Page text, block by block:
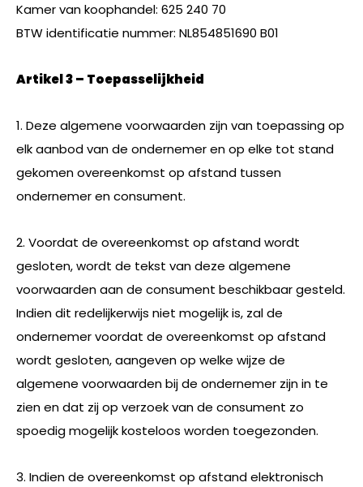
Kamer van koophandel: 625 240 70
BTW identificatie nummer: NL854851690 B01
Artikel 3 – Toepasselijkheid
1. Deze algemene voorwaarden zijn van toepassing op
elk aanbod van de ondernemer en op elke tot stand
gekomen overeenkomst op afstand tussen
ondernemer en consument.
2. Voordat de overeenkomst op afstand wordt
gesloten, wordt de tekst van deze algemene
voorwaarden aan de consument beschikbaar gesteld.
Indien dit redelijkerwijs niet mogelijk is, zal de
ondernemer voordat de overeenkomst op afstand
wordt gesloten, aangeven op welke wijze de
algemene voorwaarden bij de ondernemer zijn in te
zien en dat zij op verzoek van de consument zo
spoedig mogelijk kosteloos worden toegezonden.
3. Indien de overeenkomst op afstand elektronisch